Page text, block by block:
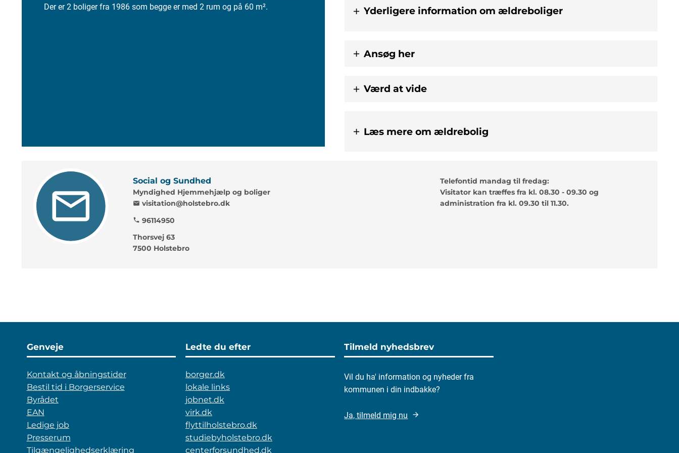
Der er 2 boliger fra 1986 som begge er med 2 rum og på 60 m².
Yderligere information om ældreboliger
Ansøg her
Værd at vide
Læs mere om ældrebolig
Social og Sundhed
Myndighed Hjemmehjælp og boliger
mail visitation@holstebro.dk
phone 96114950
Thorsvej 63
7500 Holstebro
Telefontid mandag til fredag:
Visitator kan træffes fra kl. 08.30 - 09.30 og
administration fra kl. 09.30 til 11.30.
Genveje
Kontakt og åbningstider
Bestil tid i Borgerservice
Byrådet
EAN
Ledige job
Presserum
Tilgængelighedserklæring
Ledte du efter
borger.dk
lokale links
jobnet.dk
virk.dk
flyttilholstebro.dk
studiebyholstebro.dk
centerforsundhed.dk
Tilmeld nyhedsbrev
Vil du ha' information og nyheder fra
kommunen i din indbakke?
Ja, tilmeld mig nu